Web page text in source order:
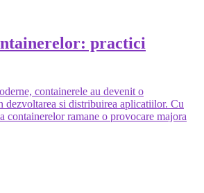
practici
containerele au devenit o
dezvoltarea si distribuirea aplicatiilor. Cu
containerelor ramane o provocare majora